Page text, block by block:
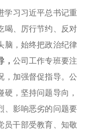
学习习近平总书记重
喝、厉行节约、反对
脑，始终把政治纪律
， 公司工作专班要注
，加强督促指导。公
硬， 坚持问题导向，
、影响恶劣的问题要
员干部受教育、知敬